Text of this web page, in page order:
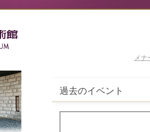
メナ
過去のイベント